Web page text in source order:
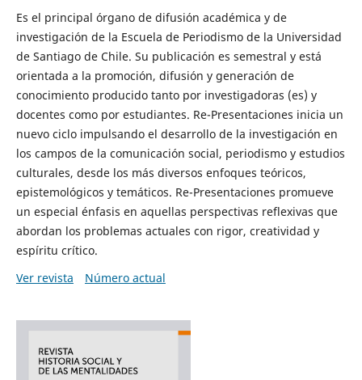
Es el principal órgano de difusión académica y de
investigación de la Escuela de Periodismo de la Universidad
de Santiago de Chile. Su publicación es semestral y está
orientada a la promoción, difusión y generación de
conocimiento producido tanto por investigadoras (es) y
docentes como por estudiantes. Re-Presentaciones inicia un
nuevo ciclo impulsando el desarrollo de la investigación en
los campos de la comunicación social, periodismo y estudios
culturales, desde los más diversos enfoques teóricos,
epistemológicos y temáticos. Re-Presentaciones promueve
un especial énfasis en aquellas perspectivas reflexivas que
abordan los problemas actuales con rigor, creatividad y
espíritu crítico.
Ver revista
Número actual